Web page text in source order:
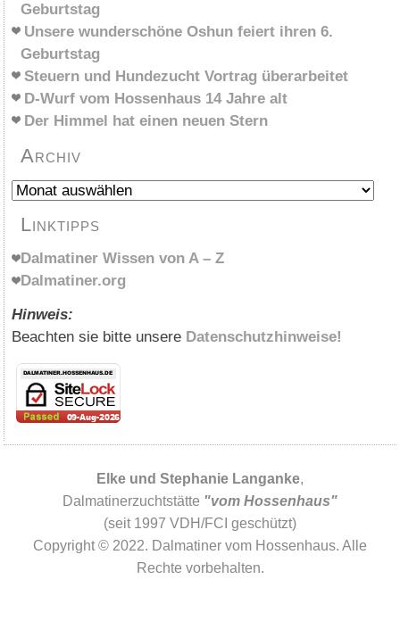
Geburtstag
Unsere wunderschöne Oshun feiert ihren 6.
Geburtstag
Steuern und Hundezucht Vortrag überarbeitet
D-Wurf vom Hossenhaus 14 Jahre alt
Der Himmel hat einen neuen Stern
Archiv
Archiv
Linktipps
Dalmatiner Wissen von A – Z
Dalmatiner.org
Hinweis:
Beachten sie bitte unsere Datenschutzhinweise!
Elke und Stephanie Langanke,
Dalmatinerzuchtstätte "vom Hossenhaus"
(seit 1997 VDH/FCI geschützt)
Copyright © 2022. Dalmatiner vom Hossenhaus. Alle
Rechte vorbehalten.